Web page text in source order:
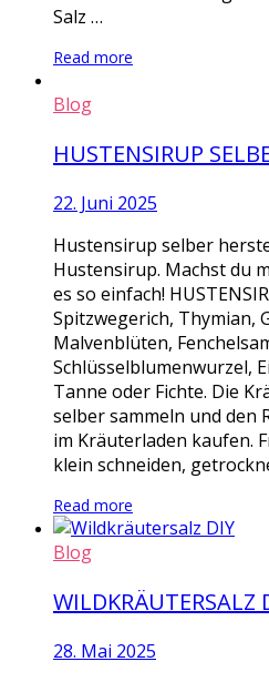
Salz …
Read more
Blog
HUSTENSIRUP
22. Juni 2025
Hustensirup selber
Hustensirup. Machst du
es so einfach!
Spitzwegerich, Thymian,
Malvenblüten,
Schlüsselblumenwurzel,
Tanne oder Fichte. Die
selber sammeln und den
im Kräuterladen kaufen.
klein schneiden,
Read more
Blog
WILDKRÄUTERSALZ
28. Mai 2025